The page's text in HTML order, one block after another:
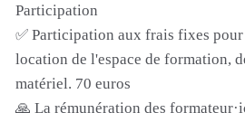
Participation
✅ Participation aux frais fixes
location de l'espace de formation,
matériel. 70 euros
🙏 La rémunération des